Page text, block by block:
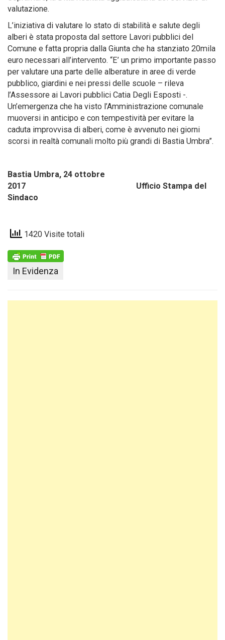
valutazione.
L’iniziativa di valutare lo stato di stabilità e salute degli
alberi è stata proposta dal settore Lavori pubblici del
Comune e fatta propria dalla Giunta che ha stanziato 20mila
euro necessari all’intervento. “E’ un primo importante passo
per valutare una parte delle alberature in aree di verde
pubblico, giardini e nei pressi delle scuole – rileva
l’Assessore ai Lavori pubblici Catia Degli Esposti -.
Un’emergenza che ha visto l’Amministrazione comunale
muoversi in anticipo e con tempestività per evitare la
caduta improvvisa di alberi, come è avvenuto nei giorni
scorsi in realtà comunali molto più grandi di Bastia Umbra”.
Bastia Umbra, 24 ottobre
2017 Ufficio Stampa del
Sindaco
1420 Visite totali
In Evidenza